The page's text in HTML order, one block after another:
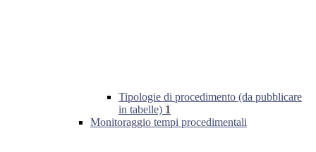
Tipologie di procedimento (da pubblicare
in tabelle) 1
Monitoraggio tempi procedimentali